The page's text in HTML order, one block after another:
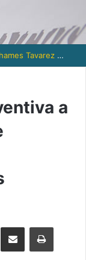
¡Con Presupuesto Pírrico a la Gloria! Radhames Tavarez y la Hazaña Dorada de la Natación Dominicana
a
Compartir via Email Imprimi